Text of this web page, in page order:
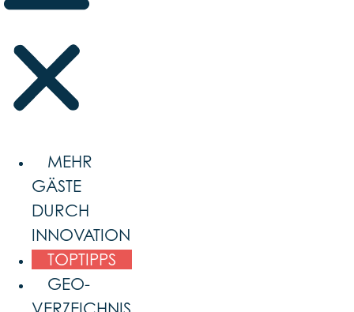
MEHR
GÄSTE
DURCH
INNOVATION
TOPTIPPS
GEO-